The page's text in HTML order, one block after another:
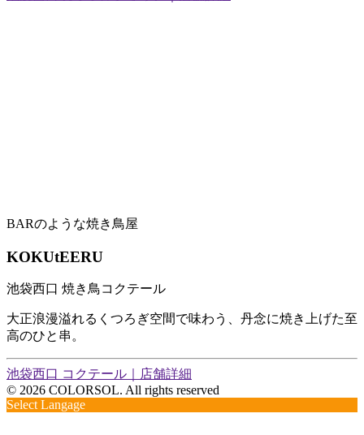
BARのような焼き鳥屋
KOKUtEERU
池袋西口 焼き鳥コクテール
大正浪漫溢れるくつろぎ空間で味わう、丹念に焼き上げた至
高のひと串。
池袋西口 コクテール｜店舗詳細
© 2026 COLORSOL. All rights reserved
Select Langage